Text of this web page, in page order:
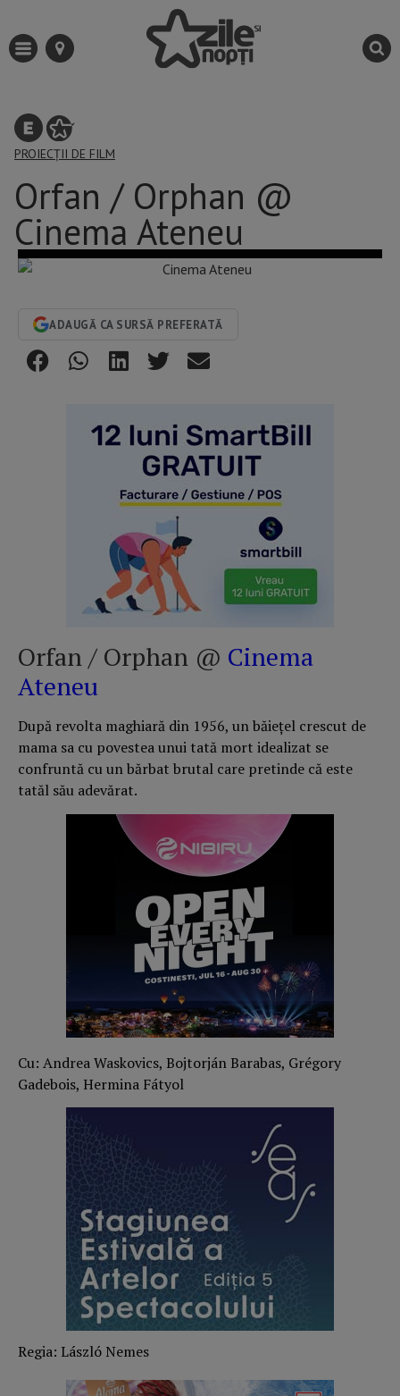
PROIECȚII DE FILM
Orfan / Orphan @
Cinema Ateneu
ADAUGĂ CA SURSĂ PREFERATĂ
Orfan / Orphan @ Cinema
Ateneu
După revolta maghiară din 1956, un băiețel crescut de
mama sa cu povestea unui tată mort idealizat se
confruntă cu un bărbat brutal care pretinde că este
tatăl său adevărat.
Cu: Andrea Waskovics, Bojtorján Barabas, Grégory
Gadebois, Hermina Fátyol
Regia: László Nemes